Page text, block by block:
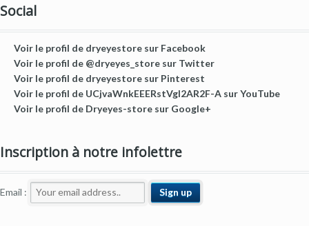
Social
Voir le profil de dryeyestore sur Facebook
Voir le profil de @dryeyes_store sur Twitter
Voir le profil de dryeyestore sur Pinterest
Voir le profil de UCjvaWnkEEERstVgI2AR2F-A sur YouTube
Voir le profil de Dryeyes-store sur Google+
Inscription à notre infolettre
Email :